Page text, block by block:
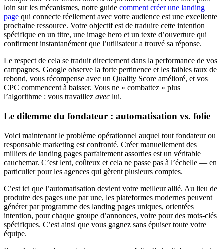
loin sur les mécanismes, notre guide comment créer une landing
page qui connecte réellement avec votre audience est une excellente
prochaine ressource. Votre objectif est de traduire cette intention
spécifique en un titre, une image hero et un texte d’ouverture qui
confirment instantanément que l’utilisateur a trouvé sa réponse.
Le respect de cela se traduit directement dans la performance de vos
campagnes. Google observe la forte pertinence et les faibles taux de
rebond, vous récompense avec un Quality Score amélioré, et vos
CPC commencent à baisser. Vous ne « combattez » plus
l’algorithme : vous travaillez avec lui.
Le dilemme du fondateur : automatisation vs. folie
Voici maintenant le problème opérationnel auquel tout fondateur ou
responsable marketing est confronté. Créer manuellement des
milliers de landing pages parfaitement assorties est un véritable
cauchemar. C’est lent, coûteux et cela ne passe pas à l’échelle — en
particulier pour les agences qui gèrent plusieurs comptes.
C’est ici que l’automatisation devient votre meilleur allié. Au lieu de
produire des pages une par une, les plateformes modernes peuvent
générer par programme des landing pages uniques, orientées
intention, pour chaque groupe d’annonces, voire pour des mots-clés
spécifiques. C’est ainsi que vous gagnez sans épuiser toute votre
équipe.